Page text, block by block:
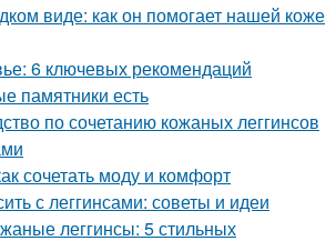
виде: как он помогает нашей коже
6 ключевых рекомендаций
памятники есть
по сочетанию кожаных леггинсов
сочетать моду и комфорт
с леггинсами: советы и идеи
леггинсы: 5 стильных